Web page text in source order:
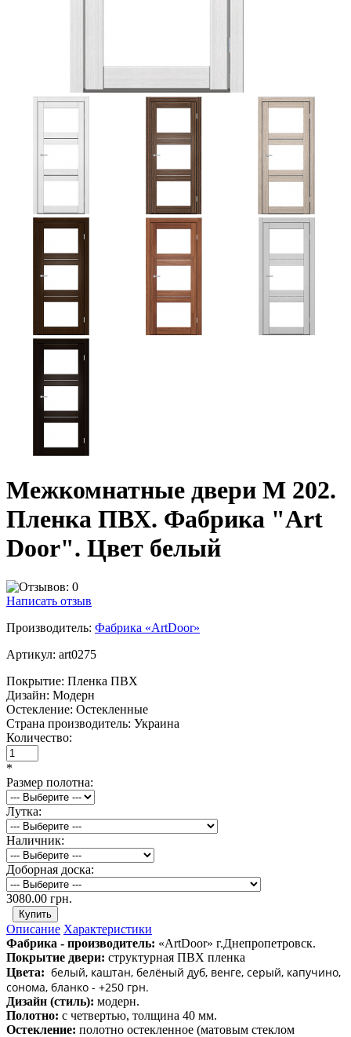
Межкомнатные двери M 202.
Пленка ПВХ. Фабрика "Art
Door". Цвет белый
Написать отзыв
Производитель: Фабрика «ArtDoor»
Артикул: art0275
Покрытие: Пленка ПВХ
Дизайн: Модерн
Остекление: Остекленные
Страна производитель: Украина
Количество:
*
Размер полотна:
Лутка:
Наличник:
Доборная доска:
3080.00 грн.
Описание Характеристики
Фабрика - производитель: «ArtDoor» г.Днепропетровск.
Покрытие двери: структурная ПВХ пленка
Цвета: белый, каштан, белёный дуб, венге, серый, капучино,
сонома, бланко - +250 грн.
Дизайн (стиль): модерн.
Полотно: с четвертью, толщина 40 мм.
Остекление: полотно остекленное (матовым стеклом